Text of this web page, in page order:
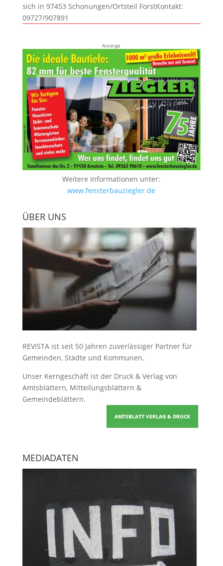
sich in 97453 Schonungen/Ortsteil ForstKontakt:
09727/907891
Anzeige
Weitere Informationen unter:
www.fensterbauziegler.de
ÜBER UNS
REVISTA ist seit 50 Jahren zuverlässiger Partner für
Gemeinden, Städte und Kommunen.
Unser Kerngeschäft ist der Druck & Verlag von
Amtsblättern, Mitteilungsblättern &
Gemeindeblättern.
AMTSBLATT VERLAG & DRUCK
MEDIADATEN